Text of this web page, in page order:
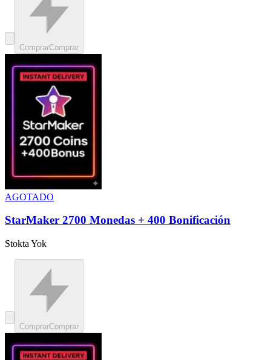
ComprarComprar
AGOTADO
StarMaker 2700 Monedas + 400 Bonificación
Stokta Yok
ComprarComprar